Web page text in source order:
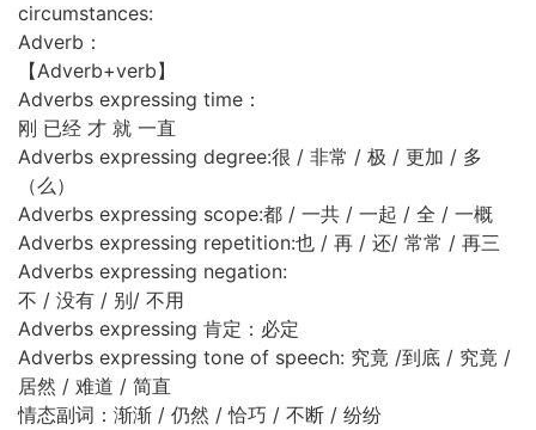
circumstances:
Adverb：
【Adverb+verb】
Adverbs expressing time：
刚 已经 才 就 一直
Adverbs expressing degree:很 / 非常 / 极 / 更加 / 多
（么）
Adverbs expressing scope:都 / 一共 / 一起 / 全 / 一概
Adverbs expressing repetition:也 / 再 / 还/ 常常 / 再三
Adverbs expressing negation:
不 / 没有 / 别/ 不用
Adverbs expressing 肯定：必定
Adverbs expressing tone of speech: 究竟 /到底 / 究竟 /
居然 / 难道 / 简直
情态副词：渐渐 / 仍然 / 恰巧 / 不断 / 纷纷